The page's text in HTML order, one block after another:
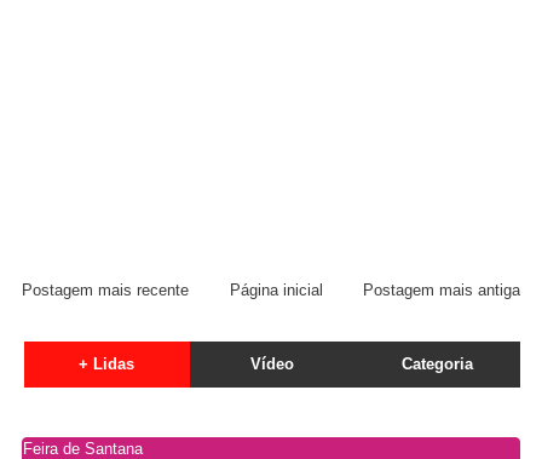
Postagem mais recente Postagem mais antiga
Página inicial
+ Lidas Vídeo Categoria
Feira de Santana